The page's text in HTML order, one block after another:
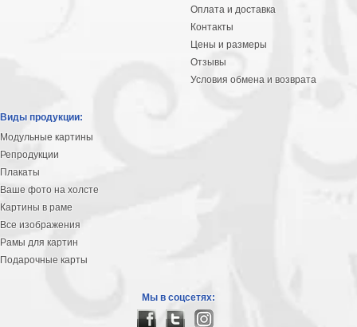
Оплата и доставка
Контакты
Цены и размеры
Отзывы
Условия обмена и возврата
Виды продукции:
Модульные картины
Репродукции
Плакаты
Ваше фото на холсте
Картины в раме
Все изображения
Рамы для картин
Подарочные карты
Мы в соцсетях: